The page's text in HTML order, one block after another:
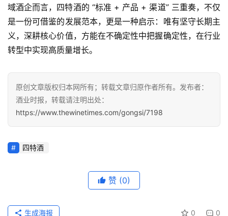
域酒企而言，四特酒的 “标准 + 产品 + 渠道” 三重奏，不仅
是一份可借鉴的发展范本，更是一种启示：唯有坚守长期主
义，深耕核心价值，方能在不确定性中把握确定性，在行业
转型中实现高质量增长。
原创文章版权归本网所有；转载文章归原作者所有。发布者：
酒业时报，转载请注明出处：
https://www.thewinetimes.com/gongsi/7198
四特酒
赞 (0)
0 0
生成海报